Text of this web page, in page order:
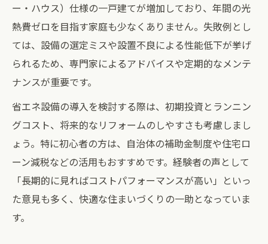
ー・ハウス）仕様の一戸建てが増加しており、年間の光
熱費ゼロを目指す家庭も少なくありません。失敗例とし
ては、設備の選定ミスや設置不良による性能低下が挙げ
られるため、専門家によるアドバイスや定期的なメンテ
ナンスが重要です。
省エネ設備の導入を検討する際は、初期投資とランニン
グコスト、将来的なリフォームのしやすさも考慮しまし
ょう。特に初心者の方は、自治体の補助金制度や住宅ロ
ーン減税などの活用もおすすめです。経験者の声として
「長期的に見ればコストパフォーマンスが高い」といっ
た意見も多く、快適な住まいづくりの一助となっていま
す。